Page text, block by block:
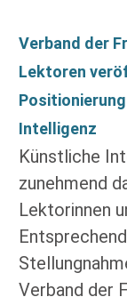
Verband der
Lektoren
Intelligenz
Künstliche
zunehmend
Lektorinnen
Verband der